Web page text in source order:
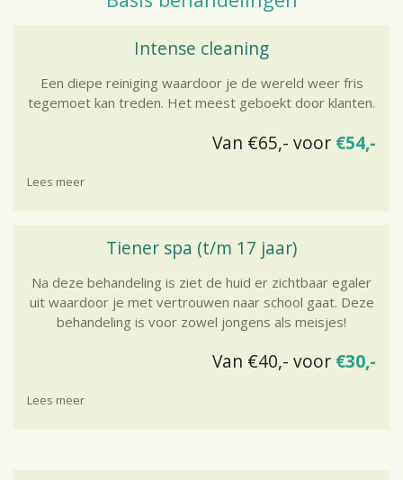
Intense cleaning
Een diepe reiniging waardoor je de wereld weer fris
tegemoet kan treden. Het meest geboekt door klanten.
Van €65,- voor €54,-
Lees meer
Tiener spa (t/m 17 jaar)
Na deze behandeling is ziet de huid er zichtbaar egaler
uit waardoor je met vertrouwen naar school gaat. Deze
behandeling is voor zowel jongens als meisjes!
Van €40,- voor €30,-
Lees meer